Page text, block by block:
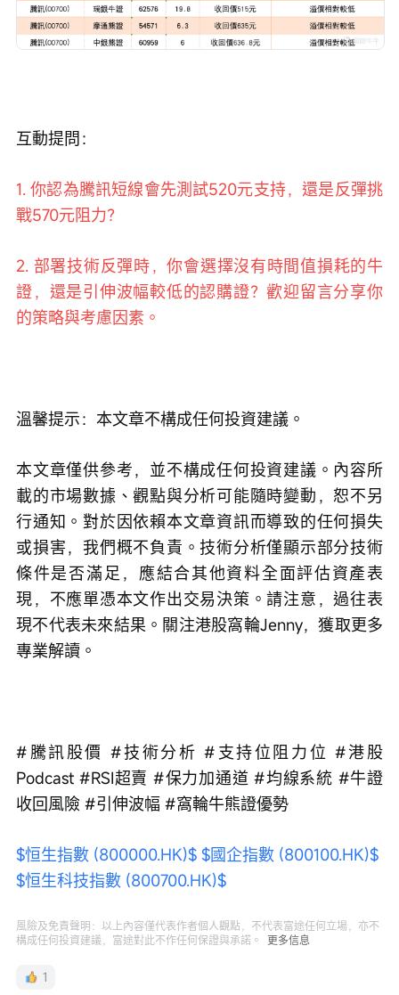
互動提問：
1. 你認為騰訊短線會先測試520元支持，還是反彈挑
戰570元阻力？
2. 部署技術反彈時，你會選擇沒有時間值損耗的牛
證，還是引伸波幅較低的認購證？歡迎留言分享你
的策略與考慮因素。
溫馨提示：本文章不構成任何投資建議。
本文章僅供參考，並不構成任何投資建議。內容所
載的市場數據、觀點與分析可能隨時變動，恕不另
行通知。對於因依賴本文章資訊而導致的任何損失
或損害，我們概不負責。技術分析僅顯示部分技術
條件是否滿足，應結合其他資料全面評估資產表
現，不應單憑本文作出交易決策。請注意，過往表
現不代表未來結果。關注港股窩輪Jenny，獲取更多
專業解讀。
#騰訊股價 #技術分析 #支持位阻力位 #港股
Podcast #RSI超賣 #保力加通道 #均線系統 #牛證
收回風險 #引伸波幅 #窩輪牛熊證優勢
$恒生指數 (800000.HK)$ $國企指數 (800100.HK)$
$恒生科技指數 (800700.HK)$
風險及免責聲明：以上內容僅代表作者個人觀點，不代表富途任何立場，亦不
構成任何投資建議，富途對此不作任何保證與承諾。
更多信息
1